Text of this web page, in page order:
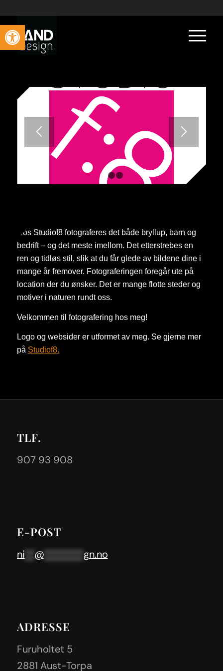
1 2 3
Hos Studiof8 fotograferes det både bryllup, barn og
bedrift – og det meste imellom. Det etterstrebes en
ren og tidløs stil, slik at du får glede av bildene dine i
mange år fremover. Fotograferingen foregår ute på
location der du ønsker. Det er mange flotte steder og
motiver i naturen rundt oss.
Velkommen til fotografering hos meg!
Logo og websider er utformet av meg. Se gjerne mer
på Studiof8.
TLF.
907 93 908
E-POST
ni @******** gn.no
ADRESSE
Furuholtet 5
2881 Aust-Torpa
Vis verktøylinjen